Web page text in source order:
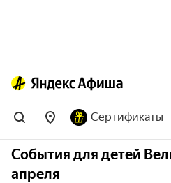
Сертификаты
События для детей
апреля